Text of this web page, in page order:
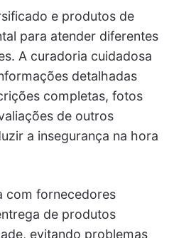
e produtos de
para atender diferentes
A curadoria cuidadosa
detalhadas
completas, fotos
de outros
a insegurança na hora
com fornecedores
de produtos
evitando problemas